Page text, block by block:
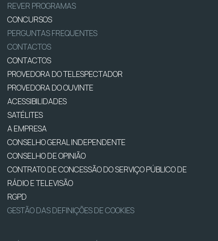
REVER PROGRAMAS
CONCURSOS
PERGUNTAS FREQUENTES
CONTACTOS
CONTACTOS
PROVEDORA DO TELESPECTADOR
PROVEDORA DO OUVINTE
ACESSIBILIDADES
SATÉLITES
A EMPRESA
CONSELHO GERAL INDEPENDENTE
CONSELHO DE OPINIÃO
CONTRATO DE CONCESSÃO DO SERVIÇO PÚBLICO DE
RÁDIO E TELEVISÃO
RGPD
GESTÃO DAS DEFINIÇÕES DE COOKIES